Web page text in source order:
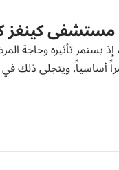
كينغز
إذ يستمر تأثيره